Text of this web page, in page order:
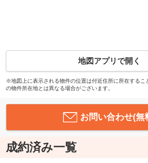
地図アプリで開く
※地図上に表示される物件の位置は付近住所に所在するこ
の物件所在地とは異なる場合がございます。
お問い合わせ(無
成約済み一覧